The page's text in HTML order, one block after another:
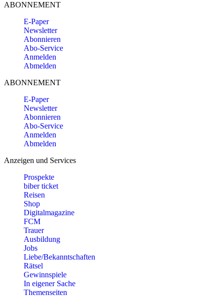
ABONNEMENT
E-Paper
Newsletter
Abonnieren
Abo-Service
Anmelden
Abmelden
ABONNEMENT
E-Paper
Newsletter
Abonnieren
Abo-Service
Anmelden
Abmelden
Anzeigen und Services
Prospekte
biber ticket
Reisen
Shop
Digitalmagazine
FCM
Trauer
Ausbildung
Jobs
Liebe/Bekanntschaften
Rätsel
Gewinnspiele
In eigener Sache
Themenseiten